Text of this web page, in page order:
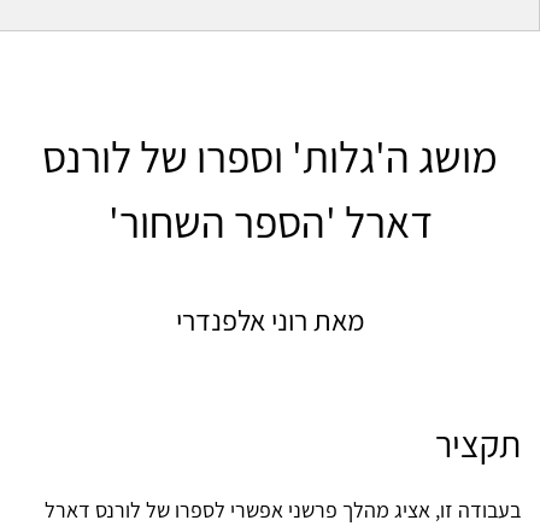
מושג ה'גלות' וספרו של לורנס
דארל 'הספר השחור'
מאת רוני אלפנדרי
תקציר
בעבודה זו, אציג מהלך פרשני אפשרי לספרו של לורנס דארל